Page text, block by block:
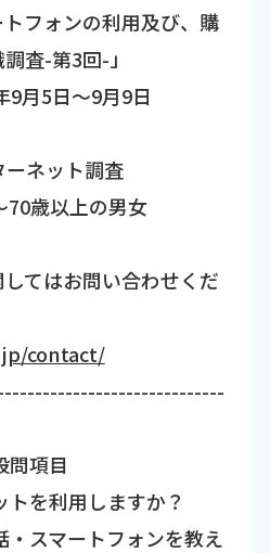
トフォンの利用及び、購
査-第3回-」
9月5日～9月9日
ーネット調査
70歳以上の男女
てはお問い合わせくだ
contact/
問項目
トを利用しますか？
・スマートフォンを教え